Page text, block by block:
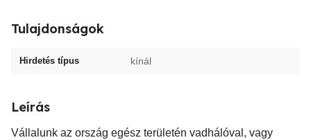
Tulajdonságok
Hirdetés típus kínál
Leírás
Vállalunk az ország egész területén vadhálóval, vagy